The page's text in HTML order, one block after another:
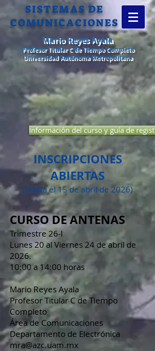
SISTEMAS DE​
COMUNICACIONES
Mario Reyes Ayala
Profesor Titular C de Tiempo Completo
Universidad Autónoma Metropolitana
Información del curso y guía de
INSCRIPCIONES
ABIERTAS
(Hasta el 15 de abril​ de 2026)
CURSO DE ANTENAS
Trimestre 26-I
Lunes 20 al Viernes 24 de abril de
2026.
10:00 a 14:00 horas
Mario Reyes Ayala
Profesor Titular C de Tiempo
Completo
Área de Comunicaciones
Departamento de Electrónica
mra@azc.uam.mx